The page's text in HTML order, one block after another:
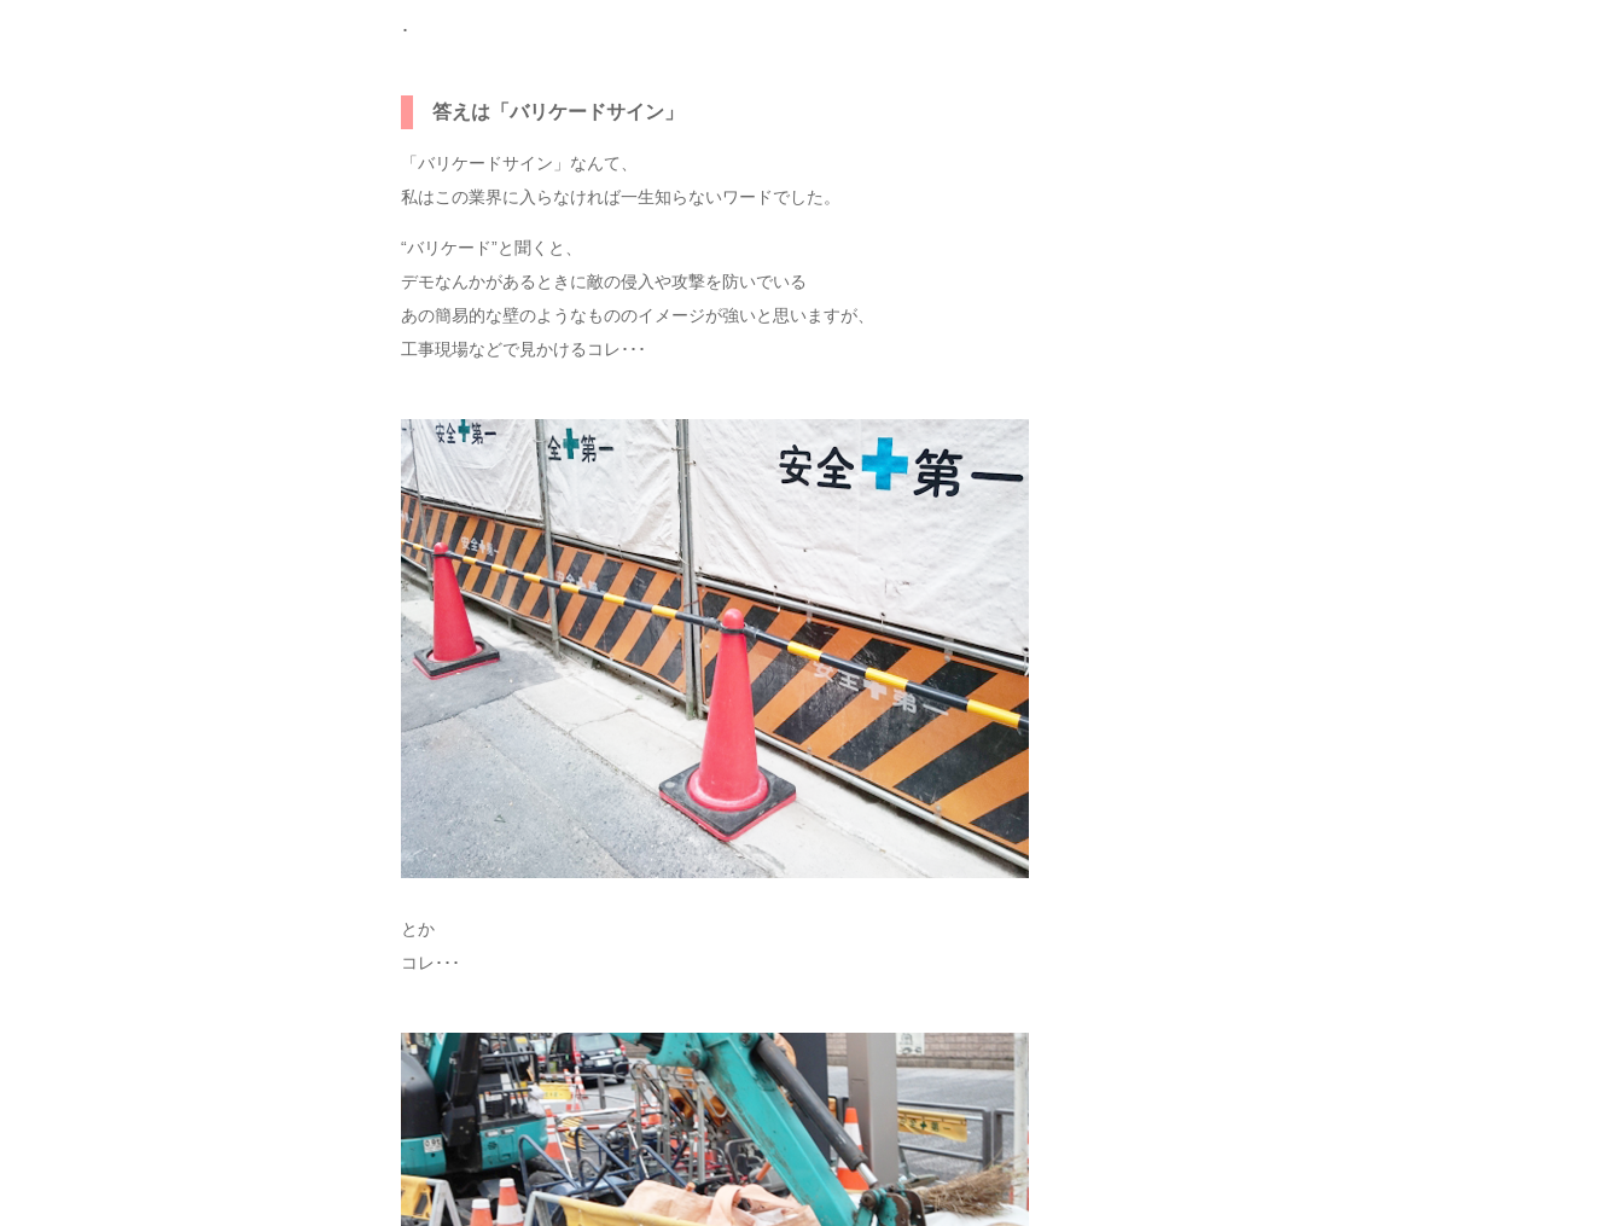
･
答えは「バリケードサイン」
「バリケードサイン」なんて、
私はこの業界に入らなければ一生知らないワードでした。
“バリケード”と聞くと、
デモなんかがあるときに敵の侵入や攻撃を防いでいる
あの簡易的な壁のようなもののイメージが強いと思いますが、
工事現場などで見かけるコレ･･･
とか
コレ･･･